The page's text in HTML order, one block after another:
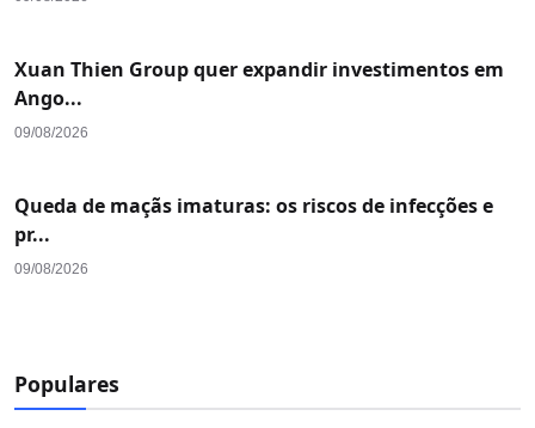
Xuan Thien Group quer expandir investimentos em
Ango...
09/08/2026
Queda de maçãs imaturas: os riscos de infecções e
pr...
09/08/2026
Populares